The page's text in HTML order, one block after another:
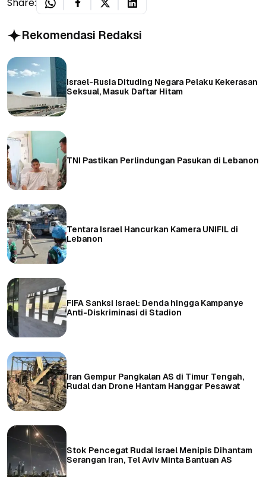
Rekomendasi Redaksi
Israel-Rusia Dituding Negara Pelaku Kekerasan
Seksual, Masuk Daftar Hitam
TNI Pastikan Perlindungan Pasukan di Lebanon
Tentara Israel Hancurkan Kamera UNIFIL di
Lebanon
FIFA Sanksi Israel: Denda hingga Kampanye
Anti-Diskriminasi di Stadion
Iran Gempur Pangkalan AS di Timur Tengah,
Rudal dan Drone Hantam Hanggar Pesawat
Stok Pencegat Rudal Israel Menipis Dihantam
Serangan Iran, Tel Aviv Minta Bantuan AS